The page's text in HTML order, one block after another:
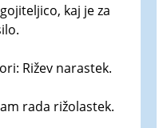
kaj je za
Rižev narastek.
rada rižolastek.